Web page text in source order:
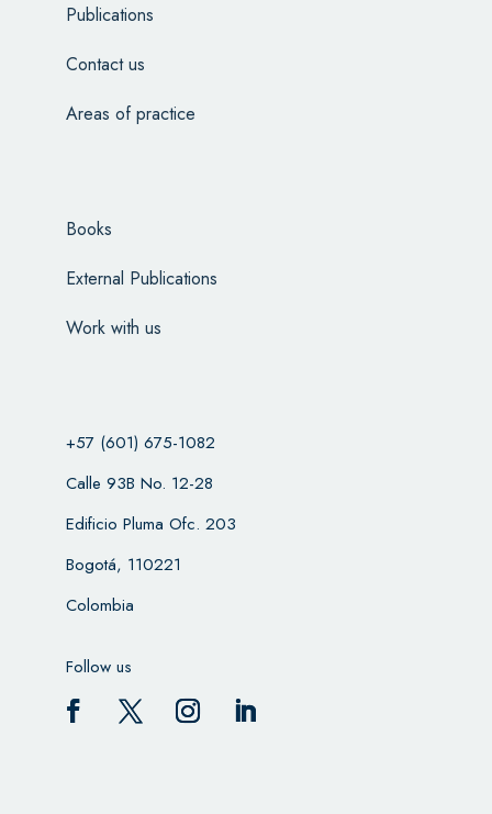
Publications
Contact us
Areas of practice
Books
External Publications
Work with us
+57 (601) 675-1082
Calle 93B No. 12-28
Edificio Pluma Ofc. 203
Bogotá, 110221
Colombia
Follow us